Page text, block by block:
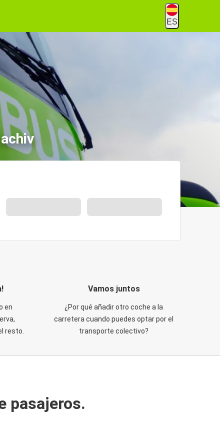
ES
en
resto.
Vamos juntos
¿Por qué añadir otro coche a la
carretera cuando puedes optar por el
transporte colectivo?
pasajeros.